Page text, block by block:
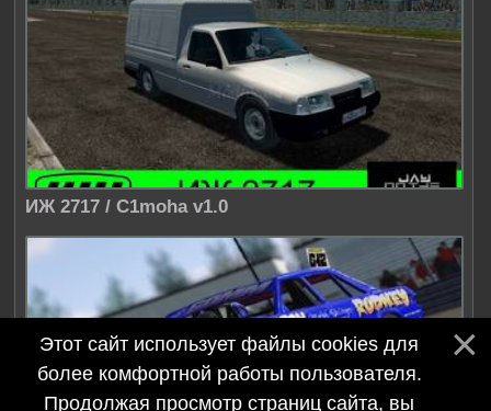
ИЖ 2717 / C1moha v1.0
Этот сайт использует файлы cookies для
более комфортной работы пользователя.
Продолжая просмотр страниц сайта, вы